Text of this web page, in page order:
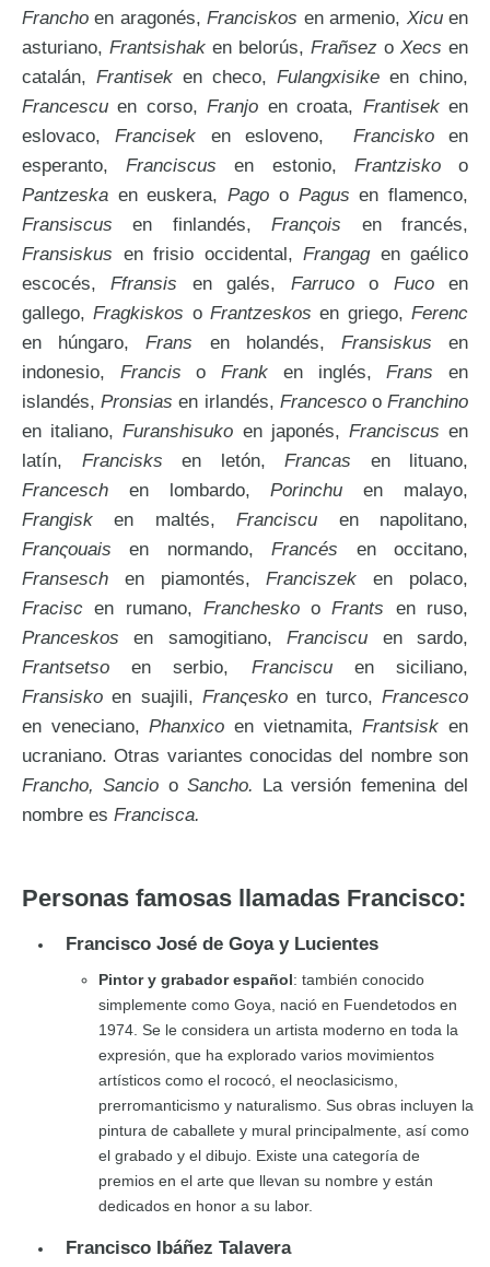
Francho en aragonés,Franciskos en armenio, Xicuen
asturiano, Frantsishak en belorús, Frañsez o Xecs en
catalán, Frantisek en checo, Fulangxisike en chino,
Francescu en corso,Franjo en croata, Frantiseken
eslovaco,Francisek en esloveno, Franciskoen
esperanto,Franciscus en estonio, Frantziskoo
Pantzeska en euskera,Pago o Pagus en flamenco,
Fransiscus en finlandés,Franςois en francés,
Fransiskus en frisio occidental, Frangagen gaélico
escocés,Ffransis en galés, Farrucoo Fucoen
gallego,Fragkiskos oFrantzeskos en griego,Ferenc
en húngaro,Frans en holandés, Fransiskus en
indonesio, Francis oFrank en inglés,Frans en
islandés,Pronsias en irlandés, FrancescooFranchino
en italiano,Furanshisuko en japonés, Franciscus en
latín, Francisks en letón, Francas en lituano,
Francesch en lombardo,Porinchu en malayo,
Frangisk en maltés,Franciscu en napolitano,
Franςouais en normando,Francés en occitano,
Fransesch en piamontés,Franciszek en polaco,
Fracisc en rumano, FrancheskooFrants en ruso,
Pranceskos en samogitiano,Franciscu en sardo,
Frantsetso en serbio, Franciscuen siciliano,
Fransisko en suajili, Franςesko en turco, Francesco
en veneciano,Phanxico en vietnamita,Frantsisk en
ucraniano. Otras variantes conocidas del nombre son
Francho, Sancio o Sancho. La versión femenina del
nombre es Francisca.
Personas famosas llamadas Francisco:
Francisco José de Goya y Lucientes
Pintor y grabador español: también conocido
simplemente como Goya, nació en Fuendetodos en
1974. Se le considera un artista moderno en toda la
expresión, que ha explorado varios movimientos
artísticos como el rococó, el neoclasicismo,
prerromanticismo y naturalismo. Sus obras incluyen la
pintura de caballete y mural principalmente, así como
el grabado y el dibujo. Existe una categoría de
premios en el arte que llevan su nombre y están
dedicados en honor a su labor.
Francisco Ibáñez Talavera